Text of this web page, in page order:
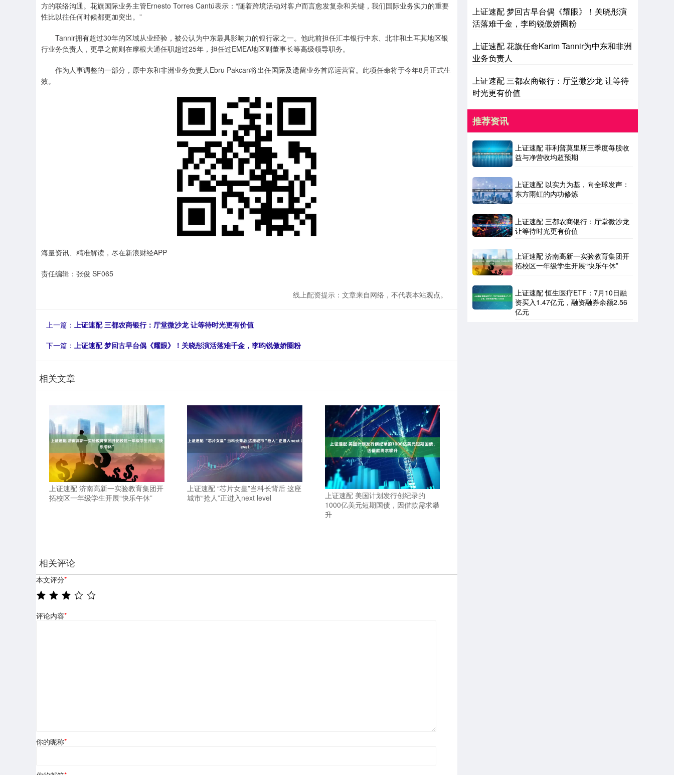
方的联络沟通。花旗国际业务主管Ernesto Torres Cantú表示：“随着跨境活动对客户而言愈发复杂和关键，我们国际业务实力的重要
性比以往任何时候都更加突出。”
Tannir拥有超过30年的区域从业经验，被公认为中东最具影响力的银行家之一。他此前担任汇丰银行中东、北非和土耳其地区银
行业务负责人，更早之前则在摩根大通任职超过25年，担任过EMEA地区副董事长等高级领导职务。
作为人事调整的一部分，原中东和非洲业务负责人Ebru Pakcan将出任国际及遗留业务首席运营官。此项任命将于今年8月正式生
效。
海量资讯、精准解读，尽在新浪财经APP
责任编辑：张俊 SF065
线上配资提示：文章来自网络，不代表本站观点。
上一篇： 上证速配 三都农商银行：厅堂微沙龙 让等待时光更有价值
下一篇： 上证速配 梦回古早台偶《耀眼》！关晓彤演活落难千金，李昀锐傲娇圈粉
相关文章
上证速配 济南高新一实验教育集团开
拓校区一年级学生开展“快乐午休”
上证速配 “芯片女皇”当科长背后 这座
城市“抢人”正进入next level
上证速配 美国计划发行创纪录的
1000亿美元短期国债，因借款需求攀
升
相关评论
本文评分*
评论内容*
你的昵称*
上证速配 梦回古早台偶《耀眼》！关晓彤演
活落难千金，李昀锐傲娇圈粉
上证速配 花旗任命Karim Tannir为中东和非洲
业务负责人
上证速配 三都农商银行：厅堂微沙龙 让等待
时光更有价值
推荐资讯
上证速配 菲利普莫里斯三季度每股收
益与净营收均超预期
上证速配 以实力为基，向全球发声：
东方雨虹的内功修炼
上证速配 三都农商银行：厅堂微沙龙
让等待时光更有价值
上证速配 济南高新一实验教育集团开
拓校区一年级学生开展“快乐午休”
上证速配 恒生医疗ETF：7月10日融
资买入1.47亿元，融资融券余额2.56
亿元